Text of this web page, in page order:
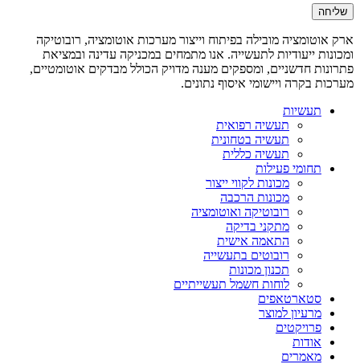
ארק אוטומציה מובילה בפיתוח וייצור מערכות אוטומציה, רובוטיקה
ומכונות ייעודיות לתעשייה. אנו מתמחים במכניקה עדינה ובמציאת
פתרונות חדשניים, ומספקים מענה מדויק הכולל מבדקים אוטומטיים,
מערכות בקרה ויישומי איסוף נתונים.
תעשיות
תעשיה רפואית
תעשיה בטחונית
תעשיה כללית
תחומי פעילות
מכונות לקווי ייצור
מכונות הרכבה
רובוטיקה ואוטומציה
מתקני בדיקה
התאמה אישית
רובוטים בתעשייה
תכנון מכונות
לוחות חשמל תעשייתיים
סטארטאפים
מרעיון למוצר
פרויקטים
אודות
מאמרים